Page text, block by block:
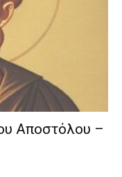
Αποστόλου –